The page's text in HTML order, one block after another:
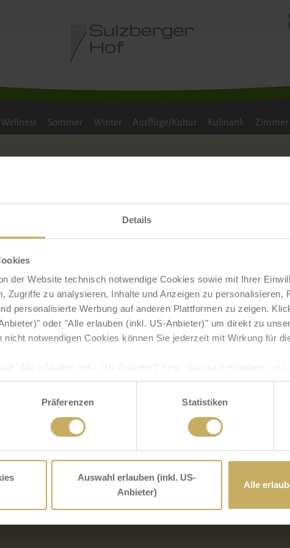
Details
der Website technisch notwendige Cookies sowie mit Ihrer
Zugriffe zu analysieren, Inhalte und Anzeigen zu personalisieren,
personalisierte Werbung auf anderen Plattformen zu zeigen.
oder "Alle erlauben (inkl. US-Anbieter)" um direkt zu
nicht notwendigen Cookies können Sie jederzeit mit Wirkung für
zugleich ausdrücklich ein, dass auch Anbieter in den USA Ihre
die übermittelten Daten durch US-Behörden zu Kontroll- und
(US)-Diensten finden Sie in unserer
Präferenzen Statistiken
Auswahl erlauben (inkl. US-
Anbieter)
Alle
Wellness Sommer Winter Ausflüge/Kultur Kulinarik Zimmer
und Ausflugsmöglichkeitenfür Familien bereit.
Frühstücksbuffet für einen aktiven Start abends 4-
wählen 1 Gericht aus unserer Kinderkarte
Superior